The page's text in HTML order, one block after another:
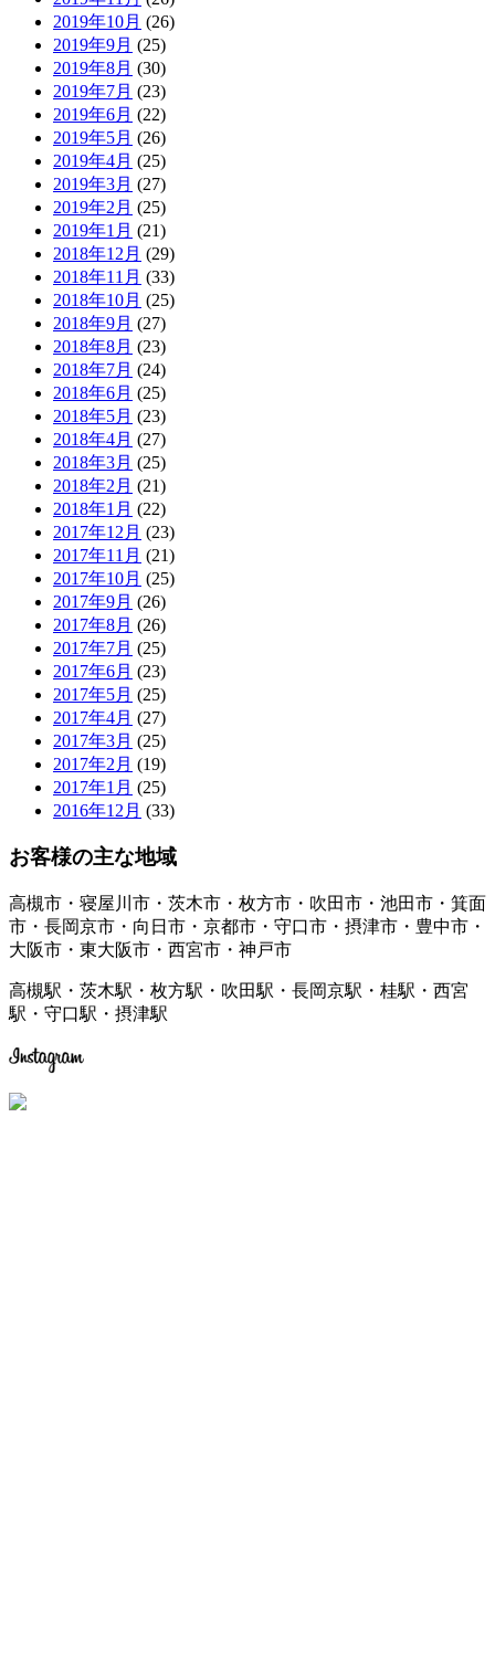
2019年10月 (26)
2019年9月 (25)
2019年8月 (30)
2019年7月 (23)
2019年6月 (22)
2019年5月 (26)
2019年4月 (25)
2019年3月 (27)
2019年2月 (25)
2019年1月 (21)
2018年12月 (29)
2018年11月 (33)
2018年10月 (25)
2018年9月 (27)
2018年8月 (23)
2018年7月 (24)
2018年6月 (25)
2018年5月 (23)
2018年4月 (27)
2018年3月 (25)
2018年2月 (21)
2018年1月 (22)
2017年12月 (23)
2017年11月 (21)
2017年10月 (25)
2017年9月 (26)
2017年8月 (26)
2017年7月 (25)
2017年6月 (23)
2017年5月 (25)
2017年4月 (27)
2017年3月 (25)
2017年2月 (19)
2017年1月 (25)
2016年12月 (33)
お客様の主な地域
高槻市・寝屋川市・茨木市・枚方市・吹田市・池田市・箕面
市・長岡京市・向日市・京都市・守口市・摂津市・豊中市・
大阪市・東大阪市・西宮市・神戸市
高槻駅・茨木駅・枚方駅・吹田駅・長岡京駅・桂駅・西宮
駅・守口駅・摂津駅